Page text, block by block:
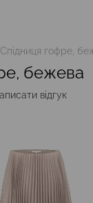
Спідниця гофре,
бежева
відгук